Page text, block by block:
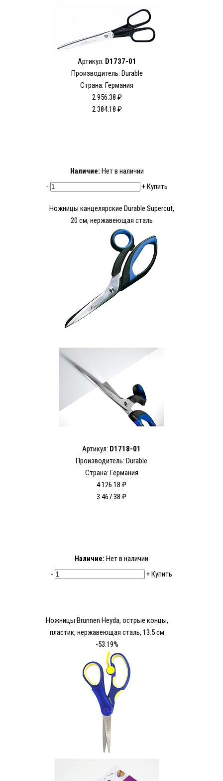
Артикул: D1737-01
Производитель: Durable
Страна: Германия
2 956.38 ₽
2 384.18 ₽
Наличие: Нет в наличии
-
+Купить
Ножницы канцелярские Durable Supercut,
20 см, нержавеющая сталь
Артикул: D1718-01
Производитель: Durable
Страна: Германия
4 126.18 ₽
3 467.38 ₽
Наличие: Нет в наличии
-
+Купить
Ножницы Brunnen Heyda, острые концы,
пластик, нержавеющая сталь, 13.5 см
-53.19%